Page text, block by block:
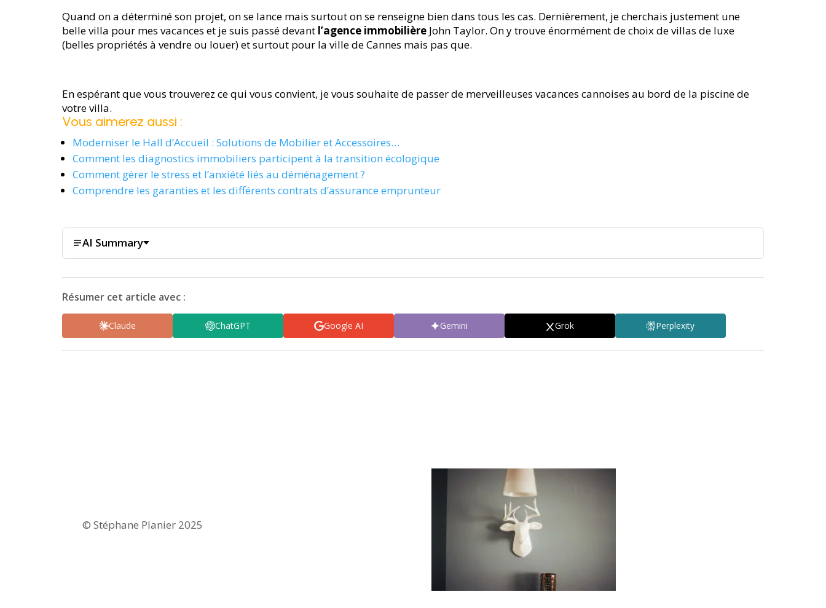
Quand on a déterminé son projet, on se lance mais surtout on se renseigne bien dans tous les cas. Dernièrement, je cherchais justement une
belle villa pour mes vacances et je suis passé devantl’agence immobilièreJohn Taylor. On y trouve énormément de choix de villas de luxe
(belles propriétés à vendre ou louer) et surtout pour la ville de Cannes mais pas que.
En espérant que vous trouverez ce qui vous convient, je vous souhaite de passer de merveilleuses vacances cannoises au bord de la piscine de
votre villa.
Vous aimerez aussi :
Moderniser le Hall d’Accueil : Solutions de Mobilier et Accessoires…
Comment les diagnostics immobiliers participent à la transition écologique
Comment gérer le stress et l’anxiété liés au déménagement ?
Comprendre les garanties et les différents contrats d’assurance emprunteur
AI Summary
Résumer cet article avec :
Claude ChatGPT Google AI Gemini Grok Perplexity
© Stéphane Planier 2025